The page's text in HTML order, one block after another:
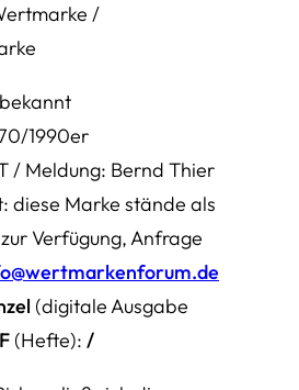
/
1990er
/ Meldung: Bernd Thier
diese Marke stände als
Verfügung, Anfrage
(digitale Ausgabe
(Hefte): /